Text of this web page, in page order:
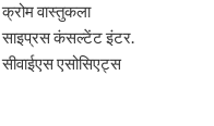
क्रोम वास्तुकला
साइप्रस कंसल्टेंट इंटर.
सीवाईएस एसोसिएट्स